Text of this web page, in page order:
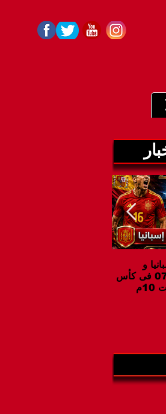
و
الأرجنتين اليوم 19-07 فى كأس